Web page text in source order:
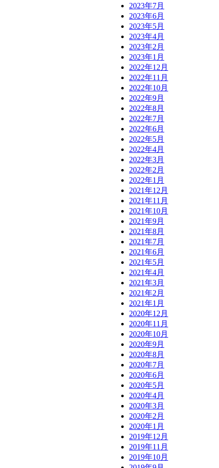
2023年7月
2023年6月
2023年5月
2023年4月
2023年2月
2023年1月
2022年12月
2022年11月
2022年10月
2022年9月
2022年8月
2022年7月
2022年6月
2022年5月
2022年4月
2022年3月
2022年2月
2022年1月
2021年12月
2021年11月
2021年10月
2021年9月
2021年8月
2021年7月
2021年6月
2021年5月
2021年4月
2021年3月
2021年2月
2021年1月
2020年12月
2020年11月
2020年10月
2020年9月
2020年8月
2020年7月
2020年6月
2020年5月
2020年4月
2020年3月
2020年2月
2020年1月
2019年12月
2019年11月
2019年10月